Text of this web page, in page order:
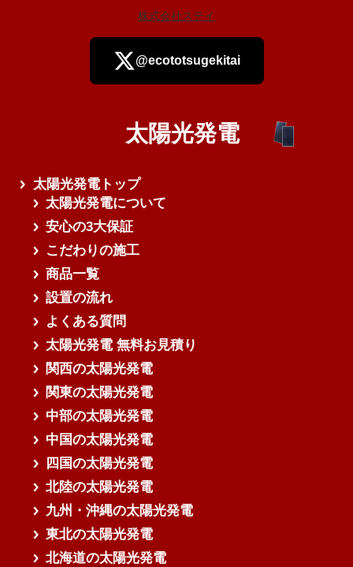
さらに読み込む
株式会社ステイ
@ecototsugekitai
太陽光発電
太陽光発電トップ
太陽光発電について
安心の3大保証
こだわりの施工
商品一覧
設置の流れ
よくある質問
太陽光発電 無料お見積り
関西の太陽光発電
関東の太陽光発電
中部の太陽光発電
中国の太陽光発電
四国の太陽光発電
北陸の太陽光発電
九州・沖縄の太陽光発電
東北の太陽光発電
北海道の太陽光発電